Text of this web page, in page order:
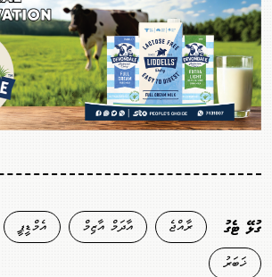
ގުޅޭ ޓެގު ރާއްޖެ އާދަމް އާޒިމް އެމްޑީޕީ
ޚަބަރު